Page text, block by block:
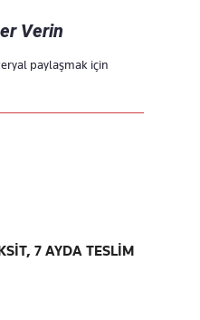
Verin
paylaşmak için
7 AYDA TESLİM